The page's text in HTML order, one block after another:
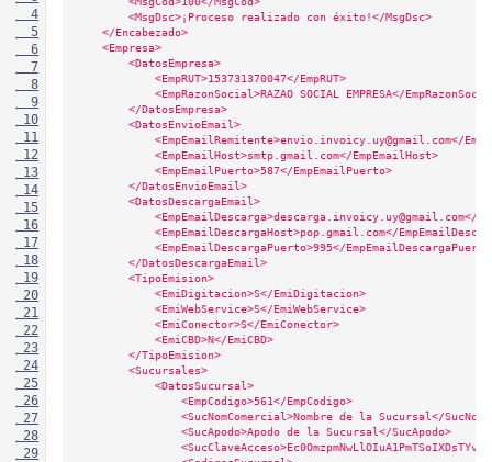
  4
  5
  6
  7
  8
  9
10
11
12
13
14
15
16
17
18
19
20
21
22
23
24
25
26
27
28
29
        <MsgDsc>¡Proceso realizado con éxito!</MsgDsc>
    </Encabezado>
    <Empresa>
        <DatosEmpresa>
            <EmpRUT>153731370047</EmpRUT>
<EmpRazonSocial>RAZAO SOCIAL EMPRESA</
        </DatosEmpresa>
        <DatosEnvioEmail>
<EmpEmailRemitente>envio.invoicy.uy@gmail.com</
            <EmpEmailHost>smtp.gmail.com</EmpEmailHost>
            <EmpEmailPuerto>587</EmpEmailPuerto>
        </DatosEnvioEmail>
        <DatosDescargaEmail>
<EmpEmailDescarga>descarga.invoicy.uy@gmail.com</
<EmpEmailDescargaHost>pop.gmail.com</
<EmpEmailDescargaPuerto>995</
        </DatosDescargaEmail>
        <TipoEmision>
            <EmiDigitacion>S</EmiDigitacion>
            <EmiWebService>S</EmiWebService>
            <EmiConector>S</EmiConector>
            <EmiCBD>N</EmiCBD>
        </TipoEmision>
        <Sucursales>
            <DatosSucursal>
                <EmpCodigo>561</EmpCodigo>
<SucNomComercial>Nombre de la Sucursal</
                <SucApodo>Apodo de la Sucursal</SucApodo>